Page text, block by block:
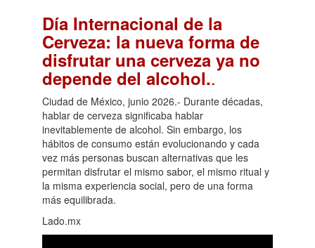
Día Internacional de la
Cerveza: la nueva forma de
disfrutar una cerveza ya no
depende del alcohol..
Ciudad de México, junio 2026.- Durante décadas,
hablar de cerveza significaba hablar
inevitablemente de alcohol. Sin embargo, los
hábitos de consumo están evolucionando y cada
vez más personas buscan alternativas que les
permitan disfrutar el mismo sabor, el mismo ritual y
la misma experiencia social, pero de una forma
más equilibrada.
Lado.mx